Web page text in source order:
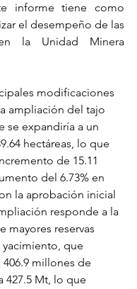
informe tiene como
el desempeño de las
la Unidad Minera
modificaciones
ampliación del tajo
se expandiría a un
hectáreas, lo que
de 15.11
del 6.73% en
la aprobación inicial
responde a la
mayores reservas
que
millones de
427.5 Mt, lo que